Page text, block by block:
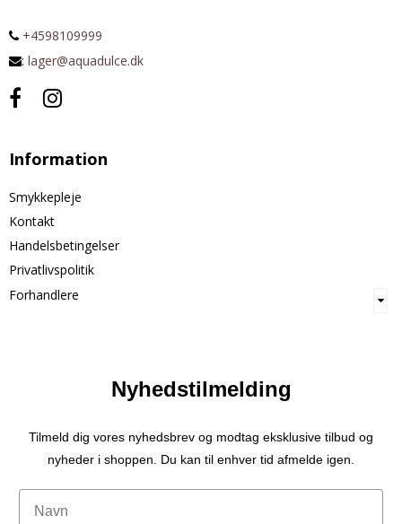
+4598109999
: lager@aquadulce.dk
Information
Smykkepleje
Kontakt
Handelsbetingelser
Privatlivspolitik
Forhandlere
Nyhedstilmelding
Tilmeld dig vores nyhedsbrev og modtag eksklusive tilbud og
nyheder i shoppen. Du kan til enhver tid afmelde igen.
Navn